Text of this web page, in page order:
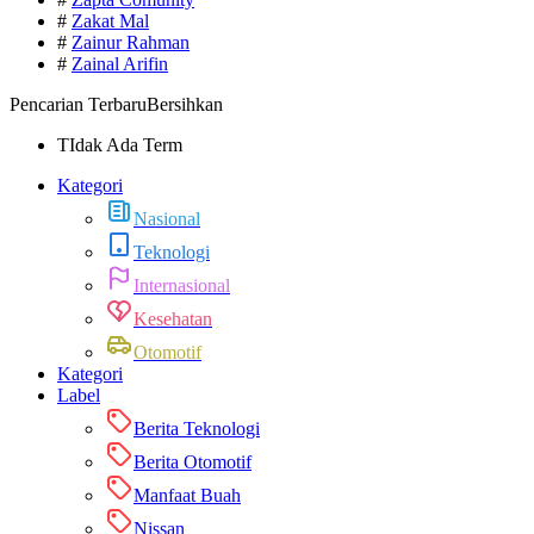
# Zakat Mal
# Zainur Rahman
# Zainal Arifin
Pencarian TerbaruBersihkan
TIdak Ada Term
Kategori
Nasional
Teknologi
Internasional
Kesehatan
Otomotif
Kategori
Label
Berita Teknologi
Berita Otomotif
Manfaat Buah
Nissan